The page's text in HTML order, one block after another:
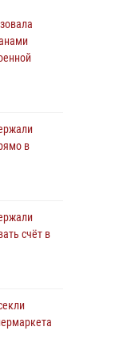
действия
в
счёт в